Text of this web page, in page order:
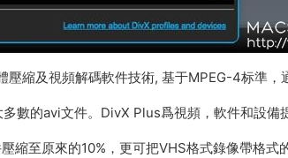
壓縮及視頻解碼軟件技術, 基于MPEG-4标準
數的avi文件。DivX Plus爲視頻，軟件和設備
縮至原來的10%，更可把VHS格式錄像帶格式